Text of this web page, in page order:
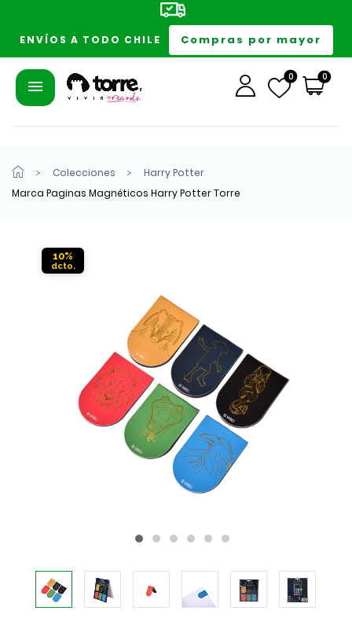
ENVÍOS A TODO CHILE Compras por mayor
0 0
Colecciones
Harry Potter
Marca Paginas Magnéticos Harry Potter Torre
10%